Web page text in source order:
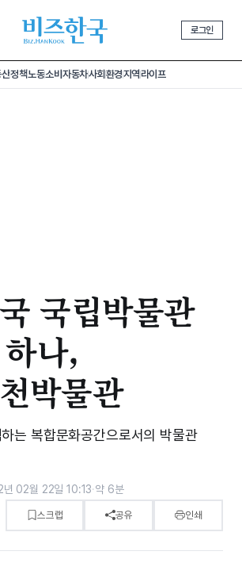
로그인
정책노동소비 자동차사회환경지역라이프
국립박물관
나,
박물관
는 복합문화공간으로서의 박물관
02월 22일 10:13·약 6분
스크랩 공유 인쇄